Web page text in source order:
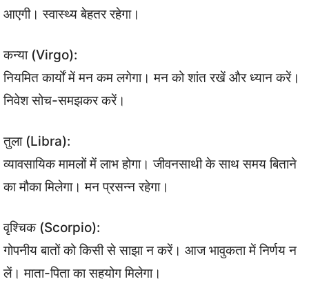
आएगी। स्वास्थ्य बेहतर रहेगा।
कन्या (Virgo):
नियमित कार्यों में मन कम लगेगा। मन को शांत रखें और ध्यान करें।
निवेश सोच-समझकर करें।
तुला (Libra):
व्यावसायिक मामलों में लाभ होगा। जीवनसाथी के साथ समय बिताने
का मौका मिलेगा। मन प्रसन्न रहेगा।
वृश्चिक (Scorpio):
गोपनीय बातों को किसी से साझा न करें। आज भावुकता में निर्णय न
लें। माता-पिता का सहयोग मिलेगा।